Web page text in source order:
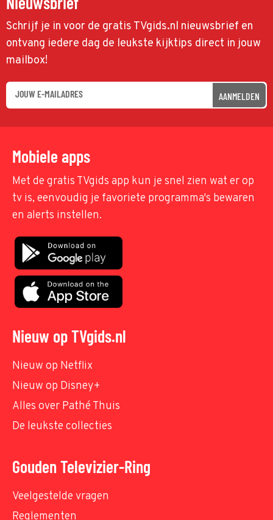
Schrijf je in voor de gratis TVgids.nl nieuwsbrief en
ontvang iedere dag de leukste kijktips direct in jouw
mailbox!
AANMELDEN
Mobiele apps
Met de gratis TVgids app kun je snel zien wat er op
tv is, eenvoudig je favoriete programma's bewaren
en alerts instellen.
Nieuw op TVgids.nl
Nieuw op Netflix
Nieuw op Disney+
Alles over Pathé Thuis
De leukste collecties
Gouden Televizier-Ring
Veelgestelde vragen
Reglementen